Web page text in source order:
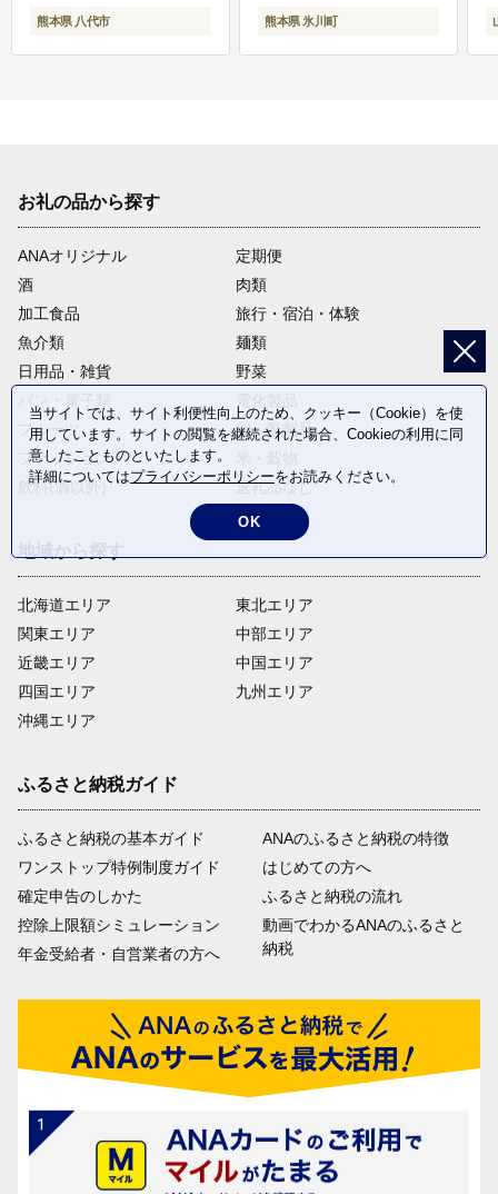
熊本県 八代市 熊本県 氷川町
お礼の品から探す
ANAオリジナル
定期便
酒
肉類
加工食品
旅行・宿泊・体験
魚介類
麺類
日用品・雑貨
野菜
フルーツ
卵・乳製品
ファッション
飲料(酒以外)
返礼品なし
北海道エリア
関東エリア
近畿エリア
四国エリア
沖縄エリア
東北エリア
中部エリア
中国エリア
九州エリア
ふるさと納税ガイド
ふるさと納税の基本ガイド
ワンストップ特例制度ガイド
確定申告のしかた
控除上限額シミュレーション
年金受給者・自営業者の方へ
ANAのふるさと納税の特徴
はじめての方へ
ふるさと納税の流れ
動画でわかるANAのふるさと
納税
当サイトでは、サイト利便性向上のため、クッキー（Cookie）を使
用しています。サイトの閲覧を継続された場合、Cookieの利用に同
意したことものといたします。
詳細についてはプライバシーポリシーをお読みください。
OK